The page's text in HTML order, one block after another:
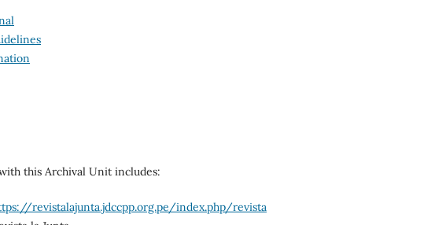
this Archival Unit includes:
revistalajunta.jdccpp.org.pe/index.php/revista